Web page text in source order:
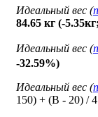
Идеальный вес (
84.65 кг (-
Идеальный вес (
-32.59%)
Идеальный вес (
150) + (B - 20) /